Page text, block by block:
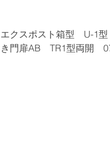
クスポスト箱型　U-1
門扉AB　TR1型両開　